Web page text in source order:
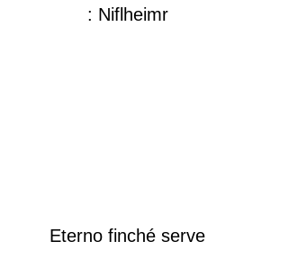
: Niflheimr
Eterno finché serve